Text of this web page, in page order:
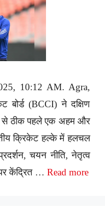
10:12 AM. Agra,
बोर्ड (BCCI) ने दक्षिण
ठीक पहले एक अहम और
क्रिकेट हल्के में हलचल
चयन नीति, नेतृत्व
केंद्रित … Read more